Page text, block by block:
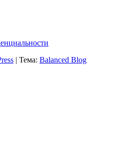
| Тема: Balanced Blog